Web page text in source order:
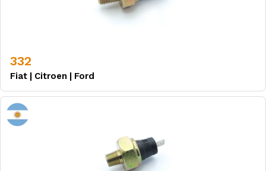
332
Fiat | Citroen | Ford